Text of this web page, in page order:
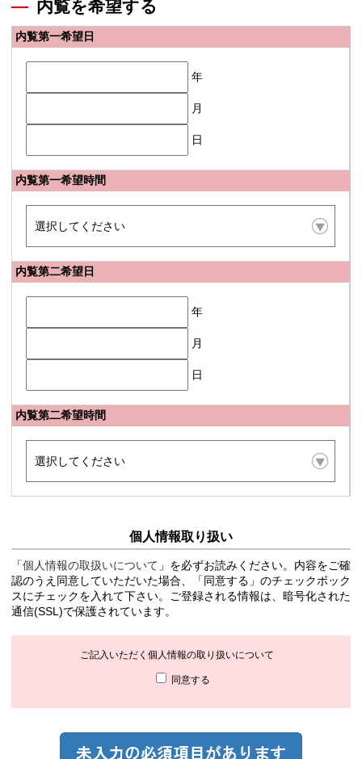
内覧を希望する
内覧第一希望日
年
月
日
内覧第一希望時間
内覧第二希望日
年
月
日
内覧第二希望時間
個人情報取り扱い
「個人情報の取扱いについて 」を必ずお読みください。内容をご確
認のうえ同意していただいた場合、「同意する」のチェックボック
スにチェックを入れて下さい。ご登録される情報は、暗号化された
通信(SSL)で保護されています。
ご記入いただく個人情報の取り扱いについて
同意する